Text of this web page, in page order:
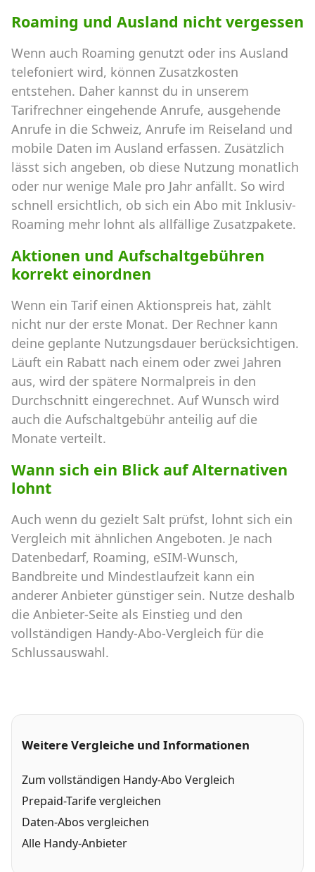
Roaming und Ausland nicht vergessen
Wenn auch Roaming genutzt oder ins Ausland
telefoniert wird, können Zusatzkosten
entstehen. Daher kannst du in unserem
Tarifrechner eingehende Anrufe, ausgehende
Anrufe in die Schweiz, Anrufe im Reiseland und
mobile Daten im Ausland erfassen. Zusätzlich
lässt sich angeben, ob diese Nutzung monatlich
oder nur wenige Male pro Jahr anfällt. So wird
schnell ersichtlich, ob sich ein Abo mit Inklusiv-
Roaming mehr lohnt als allfällige Zusatzpakete.
Aktionen und Aufschaltgebühren
korrekt einordnen
Wenn ein Tarif einen Aktionspreis hat, zählt
nicht nur der erste Monat. Der Rechner kann
deine geplante Nutzungsdauer berücksichtigen.
Läuft ein Rabatt nach einem oder zwei Jahren
aus, wird der spätere Normalpreis in den
Durchschnitt eingerechnet. Auf Wunsch wird
auch die Aufschaltgebühr anteilig auf die
Monate verteilt.
Wann sich ein Blick auf Alternativen
lohnt
Auch wenn du gezielt Salt prüfst, lohnt sich ein
Vergleich mit ähnlichen Angeboten. Je nach
Datenbedarf, Roaming, eSIM-Wunsch,
Bandbreite und Mindestlaufzeit kann ein
anderer Anbieter günstiger sein. Nutze deshalb
die Anbieter-Seite als Einstieg und den
vollständigen Handy-Abo-Vergleich für die
Schlussauswahl.
Weitere Vergleiche und Informationen
Zum vollständigen Handy-Abo Vergleich
Prepaid-Tarife vergleichen
Daten-Abos vergleichen
Alle Handy-Anbieter